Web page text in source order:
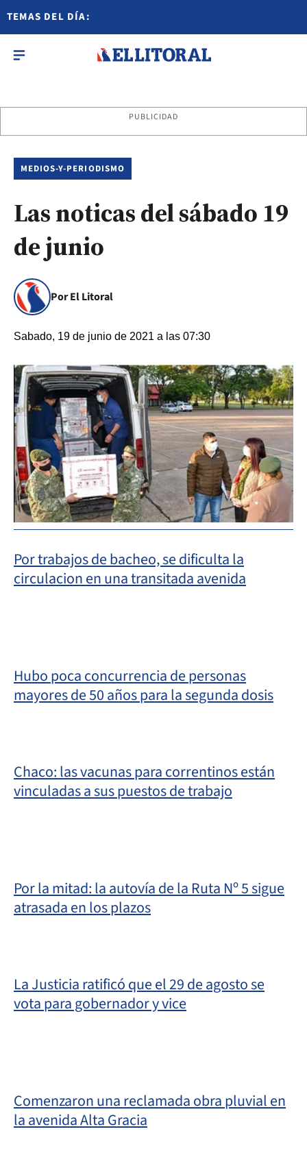
TEMAS DEL DÍA:
PUBLICIDAD
MEDIOS-Y-PERIODISMO
Las noticas del sábado 19
de junio
Por El Litoral
Sabado, 19 de junio de 2021 a las 07:30
Por trabajos de bacheo, se dificulta la
circulacion en una transitada avenida
Hubo poca concurrencia de personas
mayores de 50 años para la segunda dosis
Chaco: las vacunas para correntinos están
vinculadas a sus puestos de trabajo
Por la mitad: la autovía de la Ruta Nº 5 sigue
atrasada en los plazos
La Justicia ratificó que el 29 de agosto se
vota para gobernador y vice
Comenzaron una reclamada obra pluvial en
la avenida Alta Gracia